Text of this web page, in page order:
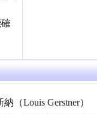
（Louis Gerstner）